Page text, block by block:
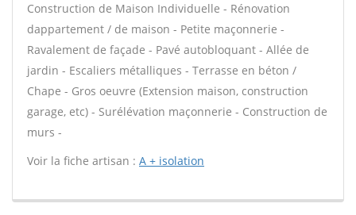
Construction de Maison Individuelle - Rénovation
dappartement / de maison - Petite maçonnerie -
Ravalement de façade - Pavé autobloquant - Allée de
jardin - Escaliers métalliques - Terrasse en béton /
Chape - Gros oeuvre (Extension maison, construction
garage, etc) - Surélévation maçonnerie - Construction de
murs -
Voir la fiche artisan : A + isolation